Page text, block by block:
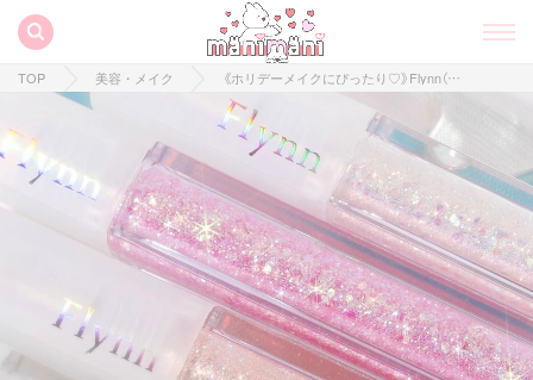
TOP 美容・メイク 《ホリデーメイクにぴったり♡》Flynn（フリン）の人気アイテム「ライトキャッチャーリキッドグリッター」から新色2色が発売！